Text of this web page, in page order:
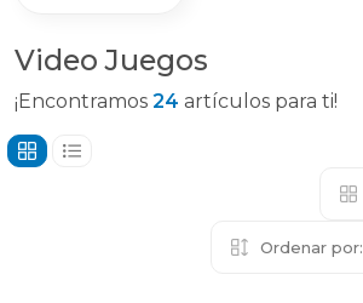
Video Juegos
¡Encontramos 24 artículos para ti!
Ordenar por: